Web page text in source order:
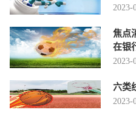
2023-
焦点
在银
2023-
六类
2023-